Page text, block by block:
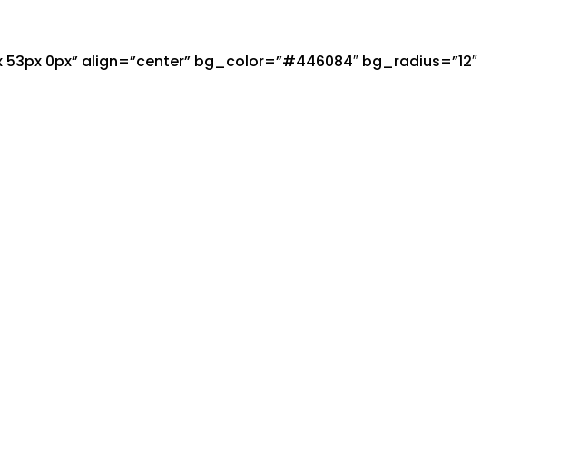
0px” align=”center” bg_color=”#446084″ bg_radius=”12″